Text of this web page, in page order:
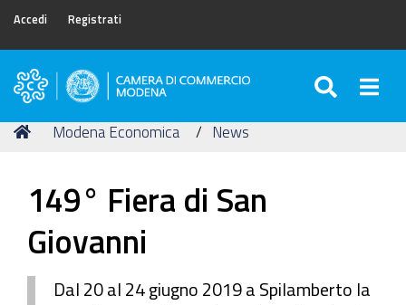
Accedi Registrati
Camera
Commercio
Tu
Home
Modena Economica News
149° Fiera di San
Giovanni
Dal 20 al 24 giugno 2019 a Spilamberto la